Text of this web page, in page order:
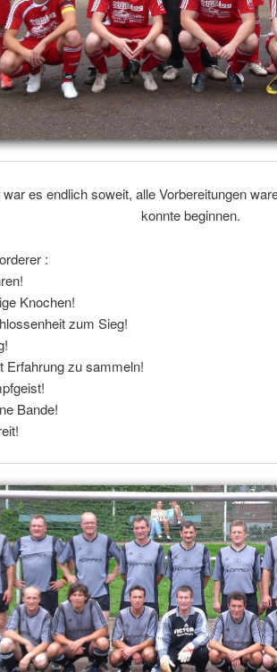
es endlich soweit, alle Vorbereitungen
konnte beginnen.
:
Knochen!
zum Sieg!
Erfahrung zu sammeln!
Bande!